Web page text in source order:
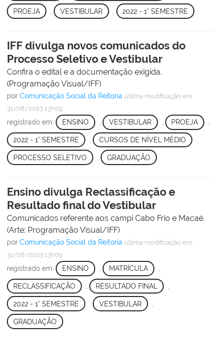
PROEJA VESTIBULAR 2022 - 1° SEMESTRE
IFF divulga novos comunicados do
Processo Seletivo e Vestibular
Confira o edital e a documentação exigida.
(Programação Visual/IFF)
por Comunicação Social da Reitoria última modificação em
31/08/2023 13h09
registrado em: ENSINO , VESTIBULAR , PROEJA ,
2022 - 1° SEMESTRE CURSOS DE NÍVEL MÉDIO
PROCESSO SELETIVO GRADUAÇÃO
Ensino divulga Reclassificação e
Resultado final do Vestibular
Comunicados referente aos campi Cabo Frio e Macaé.
(Arte: Programação Visual/IFF)
por Comunicação Social da Reitoria última modificação em
31/08/2023 13h09
registrado em: ENSINO , MATRÍCULA ,
RECLASSIFICAÇÃO RESULTADO FINAL
2022 - 1° SEMESTRE VESTIBULAR
GRADUAÇÃO